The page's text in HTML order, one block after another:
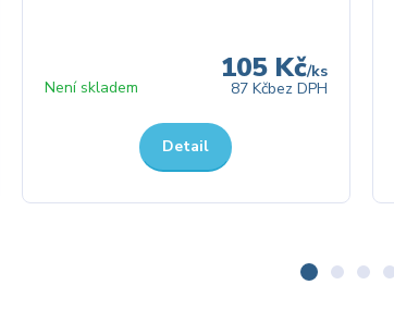
105 Kč/ks
87 Kčbez DPH
Není skladem
Detail